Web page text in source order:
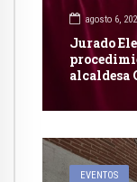
agosto 6,
Jurado
alcaldesa
EVENTOS